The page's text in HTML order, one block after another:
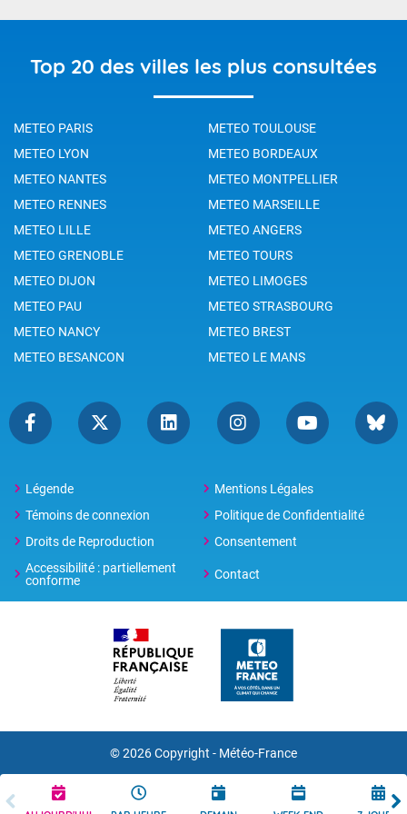
Top 20 des villes les plus consultées
METEO PARIS
METEO TOULOUSE
METEO LYON
METEO BORDEAUX
METEO NANTES
METEO MONTPELLIER
METEO RENNES
METEO MARSEILLE
METEO LILLE
METEO ANGERS
METEO GRENOBLE
METEO TOURS
METEO DIJON
METEO LIMOGES
METEO PAU
METEO STRASBOURG
METEO NANCY
METEO BREST
METEO BESANCON
METEO LE MANS
Légende
Mentions Légales
Témoins de connexion
Politique de Confidentialité
Droits de Reproduction
Consentement
Accessibilité : partiellement
conforme
Contact
© 2026 Copyright - Météo-France